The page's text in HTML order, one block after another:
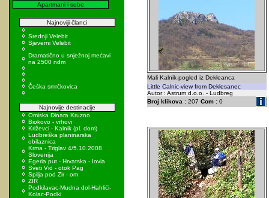
Apartmani i sobe
Najnoviji članci
Srednji Velebit
Sjeverni Velebit
Dramatično u snježnoj mećavi
na 2500 ndm
Češka smrčkovica
Najnovije destinacije
Omiska Dinara Kruzno
Biokovo - vrhovi
Križevci - Kalnik (pl. dom)
Ludbreška planinarska
obilaznica
Krma - Triglav 4/5.10.2008
Slovenija
Egeria put - Hrvatska - Iovia
Sveti Vid - otok Pag
Spilja pod Zir - om
ZIR
Podkilavac-Mudna dol-Hahlići-
Kolac-Podki
Mali Kalnik-pogled iz Dekleanca
Little Calnic-view from Deklesanec
Autor : Astrum d.o.o. - Ludbreg
Broj klikova :207 Com :0